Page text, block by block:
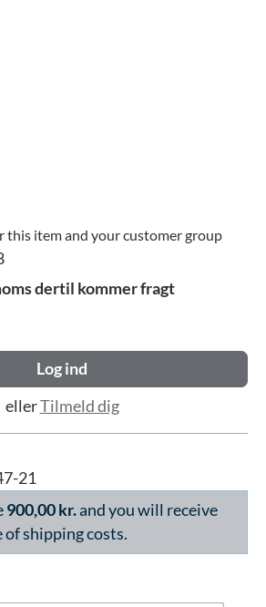
this item and your customer group
dertil kommer fragt
Log ind
ellerTilmeld dig
21
900,00 kr.and you will receive
shipping costs.